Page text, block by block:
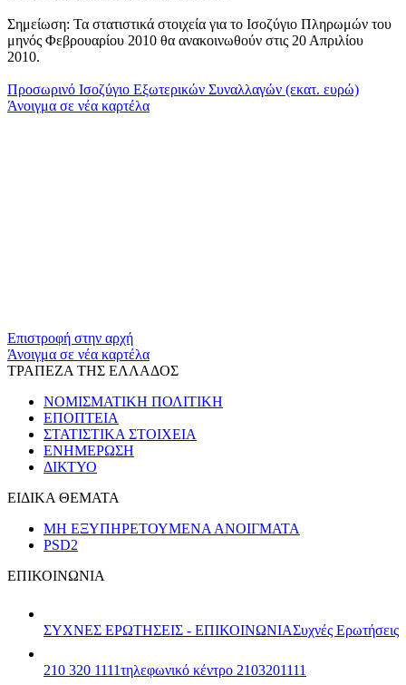
Σημείωση: Τα στατιστικά στοιχεία για το Ισοζύγιο Πληρωμών του
μηνός Φεβρουαρίου 2010 θα ανακοινωθούν στις 20 Απριλίου
2010.
Προσωρινό Ισοζύγιο Εξωτερικών Συναλλαγών (εκατ. ευρώ)
Άνοιγμα σε νέα καρτέλα
Επιστροφή στην αρχή
Άνοιγμα σε νέα καρτέλα
ΤΡΑΠΕΖΑ ΤΗΣ ΕΛΛΑΔΟΣ
ΝΟΜΙΣΜΑΤΙΚΗ ΠΟΛΙΤΙΚΗ
ΕΠΟΠΤΕΙΑ
ΣΤΑΤΙΣΤΙΚΑ ΣΤΟΙΧΕΙΑ
ΕΝΗΜΕΡΩΣΗ
ΔΙΚΤΥΟ
ΕΙΔΙΚΑ ΘΕΜΑΤΑ
ΜΗ ΕΞΥΠΗΡΕΤΟΥΜΕΝΑ ΑΝΟΙΓΜΑΤΑ
PSD2
ΕΠΙΚΟΙΝΩΝΙΑ
ΣΥΧΝΕΣ ΕΡΩΤΗΣΕΙΣ - ΕΠΙΚΟΙΝΩΝΙΑΣυχνές Ερωτήσεις
210 320 1111τηλεφωνικό κέντρο 2103201111